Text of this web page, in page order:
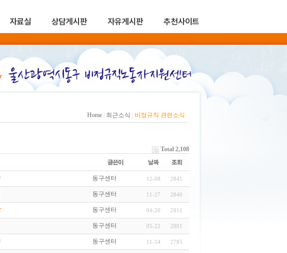
자료실 상담게시판 자유게시판 추천사이트
Home 최근소식 비정규직 관련소식
Total 2,108
동구센터 12-08 2841
동구센터 11-27 2840
동구센터 04-20 2811
동구센터 05-22 2801
동구센터 11-24 2785